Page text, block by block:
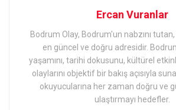
Ercan Vuranlar
Bodrum Olay, Bodrum'un nabzını
en güncel ve doğru adresidir.
yaşamını, tarihi dokusunu, kültürel
olaylarını objektif bir bakış açısıyla
okuyucularına her zaman doğru ve
ulaştırmayı hedefler.